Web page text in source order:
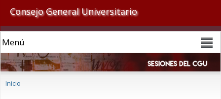
Consejo General Universitario
Inicio